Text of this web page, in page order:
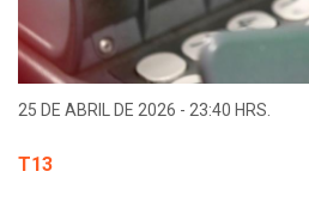
25 DE ABRIL DE 2026 - 23:40 HRS.
T13